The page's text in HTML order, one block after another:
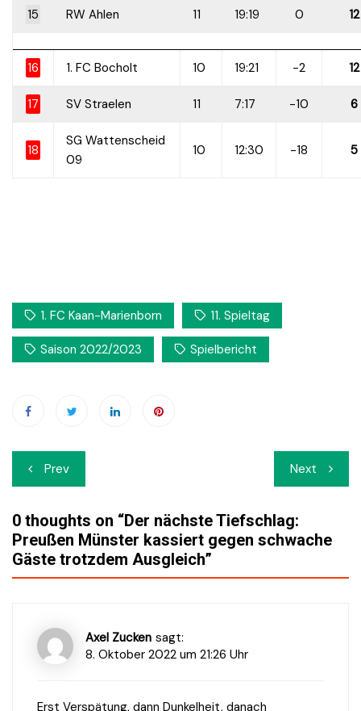
15 RW Ahlen 11 19:19 0 12
16 1. FC Bocholt 10 19:21 -2 12
17 SV Straelen 11 7:17 -10 6
18
SG Wattenscheid
09
10 12:30 -18 5
1. FC Kaan-Marienborn 11. Spieltag
Saison 2022/2023 Spielbericht
Beitrags-
Navigation
Prev Next
0 thoughts on “Der nächste Tiefschlag:
Preußen Münster kassiert gegen schwache
Gäste trotzdem Ausgleich”
Axel Zucken sagt:
8. Oktober 2022 um 21:26 Uhr
Erst Verspätung, dann Dunkelheit, danach